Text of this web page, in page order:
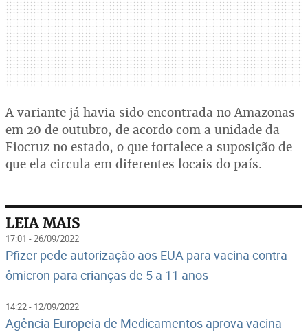
A variante já havia sido encontrada no Amazonas
em 20 de outubro, de acordo com a unidade da
Fiocruz no estado, o que fortalece a suposição de
que ela circula em diferentes locais do país.
LEIA MAIS
17:01 - 26/09/2022
Pfizer pede autorização aos EUA para vacina contra
ômicron para crianças de 5 a 11 anos
14:22 - 12/09/2022
Agência Europeia de Medicamentos aprova vacina